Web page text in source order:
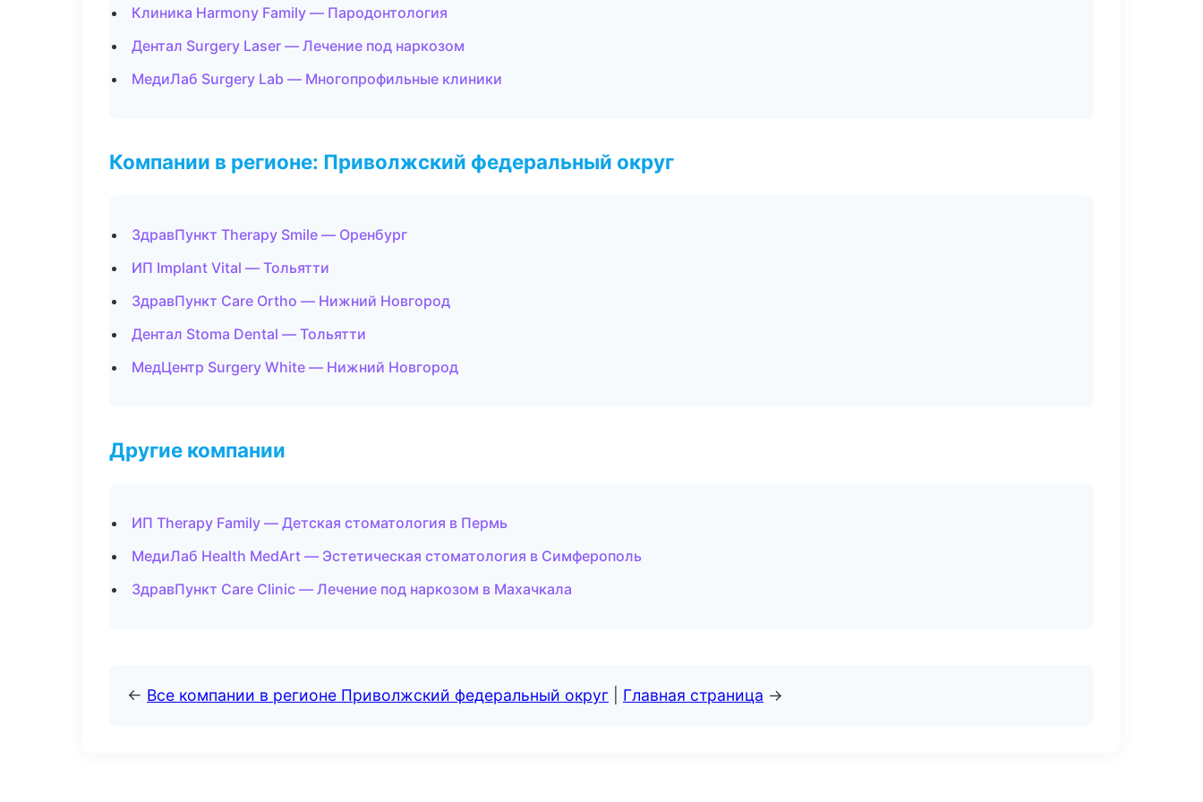
Клиника Harmony Family — Пародонтология
Дентал Surgery Laser — Лечение под наркозом
МедиЛаб Surgery Lab — Многопрофильные клиники
Компании в регионе: Приволжский федеральный округ
ЗдравПункт Therapy Smile — Оренбург
ИП Implant Vital — Тольятти
ЗдравПункт Care Ortho — Нижний Новгород
Дентал Stoma Dental — Тольятти
МедЦентр Surgery White — Нижний Новгород
Другие компании
ИП Therapy Family — Детская стоматология в Пермь
МедиЛаб Health MedArt — Эстетическая стоматология в Симферополь
ЗдравПункт Care Clinic — Лечение под наркозом в Махачкала
← Все компании в регионе Приволжский федеральный округ Главная страница →